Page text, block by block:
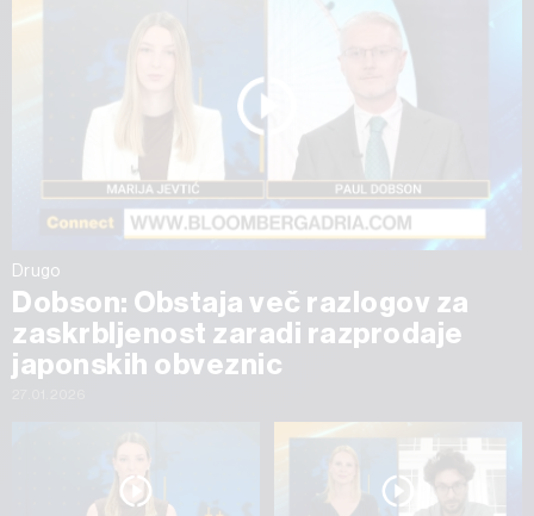
Drugo
Dobson: Obstaja več razlogov za
zaskrbljenost zaradi razprodaje
japonskih obveznic